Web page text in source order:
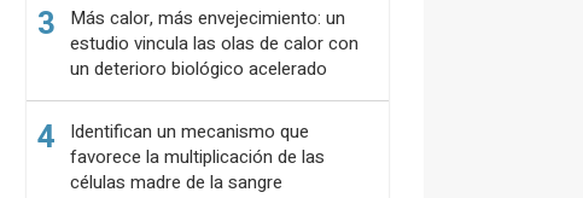
3
Más calor, más envejecimiento: un
estudio vincula las olas de calor con
un deterioro biológico acelerado
4
Identifican un mecanismo que
favorece la multiplicación de las
células madre de la sangre